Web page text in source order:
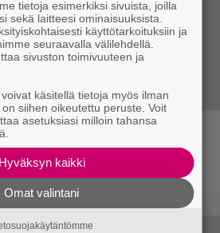
maksutta –
lataamisen kanssa
tietoja esimerkiksi sivuista, joilla
sekä laitteesi ominaisuuksista.
käyttötarkoituksiin ja
seuraavalla välilehdellä.
sivuston toimivuuteen ja
käsitellä tietoja myös ilman
siihen oikeutettu peruste. Voit
asetuksiasi milloin tahansa
Hyväksyn kaikki
Omat valintani